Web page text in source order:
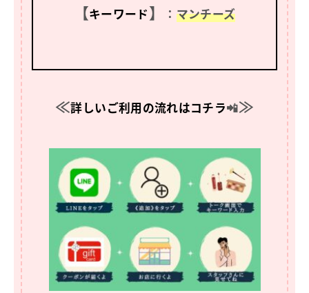
【キーワード】 ： マンチーズ
≪詳しいご利用の流れはコチラ📲≫